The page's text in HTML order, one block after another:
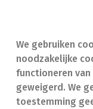
We gebruiken
noodzakelijke
functioneren
geweigerd. We
toestemming
Vind een
Onze
Ziekten